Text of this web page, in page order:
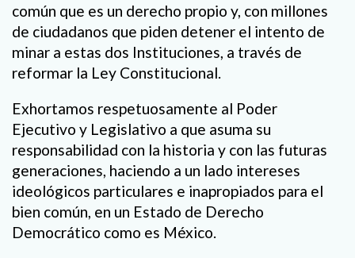
común que es un derecho propio y, con millones
de ciudadanos que piden detener el intento de
minar a estas dos Instituciones, a través de
reformar la Ley Constitucional.
Exhortamos respetuosamente al Poder
Ejecutivo y Legislativo a que asuma su
responsabilidad con la historia y con las futuras
generaciones, haciendo a un lado intereses
ideológicos particulares e inapropiados para el
bien común, en un Estado de Derecho
Democrático como es México.